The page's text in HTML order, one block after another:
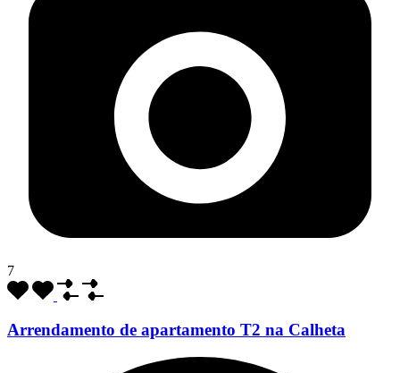
7
Arrendamento de apartamento T2 na Calheta